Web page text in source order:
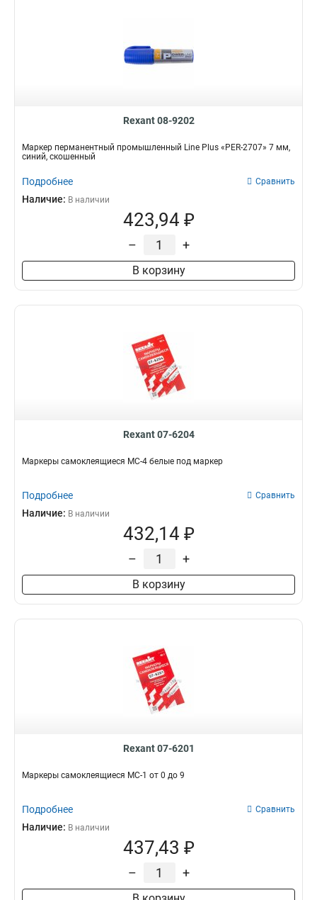
Rexant 08-9202
Маркер перманентный промышленный Line Plus «PER-2707» 7 мм,
синий, скошенный
Подробнее Сравнить
Наличие: В наличии
423,94 ₽
– +
В корзину
Rexant 07-6204
Маркеры самоклеящиеся МС-4 белые под маркер
Подробнее Сравнить
Наличие: В наличии
432,14 ₽
– +
В корзину
Rexant 07-6201
Маркеры самоклеящиеся МС-1 от 0 до 9
Подробнее Сравнить
Наличие: В наличии
437,43 ₽
– +